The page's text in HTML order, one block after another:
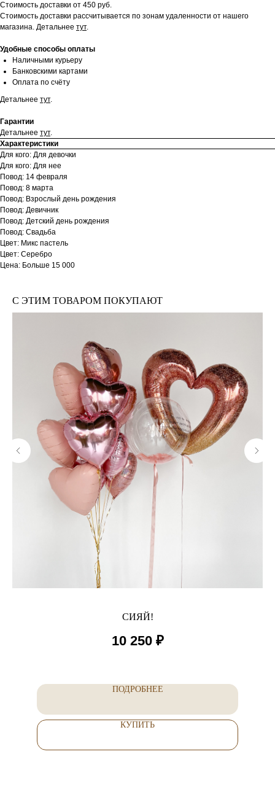
Стоимость доставки от 450 руб.
Стоимость доставки рассчитывается по зонам удаленности от нашего
магазина. Детальнее тут.
Удобные способы оплаты
Наличными курьеру
Банковскими картами
Оплата по счёту
Детальнее тут.
Гарантии
Детальнее тут.
Характеристики
Для кого: Для девочки
Для кого: Для нее
Повод: 14 февраля
Повод: 8 марта
Повод: Взрослый день рождения
Повод: Девичник
Повод: Детский день рождения
Повод: Свадьба
Цвет: Микс пастель
Цвет: Серебро
Цена: Больше 15 000
С ЭТИМ ТОВАРОМ ПОКУПАЮТ
СИЯЙ!
10 250 ₽
ПОДРОБНЕЕ
КУПИТЬ